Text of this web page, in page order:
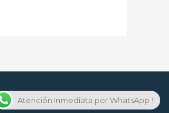
Cerrajero en Guadalajara
Atención Inmediata por WhatsApp !